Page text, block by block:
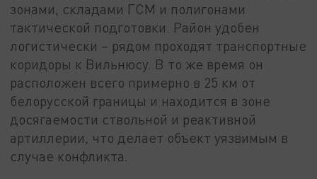
зонами, складами ГСМ и полигонами
тактической подготовки. Район удобен
логистически – рядом проходят транспортные
коридоры к Вильнюсу. В то же время он
расположен всего примерно в 25 км от
белорусской границы и находится в зоне
досягаемости ствольной и реактивной
артиллерии, что делает объект уязвимым в
случае конфликта.